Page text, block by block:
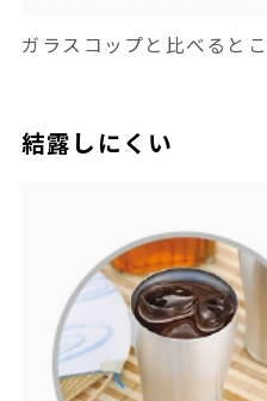
ガラスコップと比べると
結露しにくい